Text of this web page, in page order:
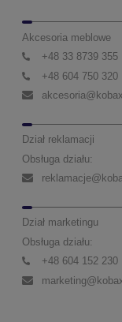
Akcesoria meblowe
+48 33 8739 355
+48 604 750 320
Dział reklamacji
Obsługa działu:
Dział marketingu
Obsługa działu:
+48 604 152 230